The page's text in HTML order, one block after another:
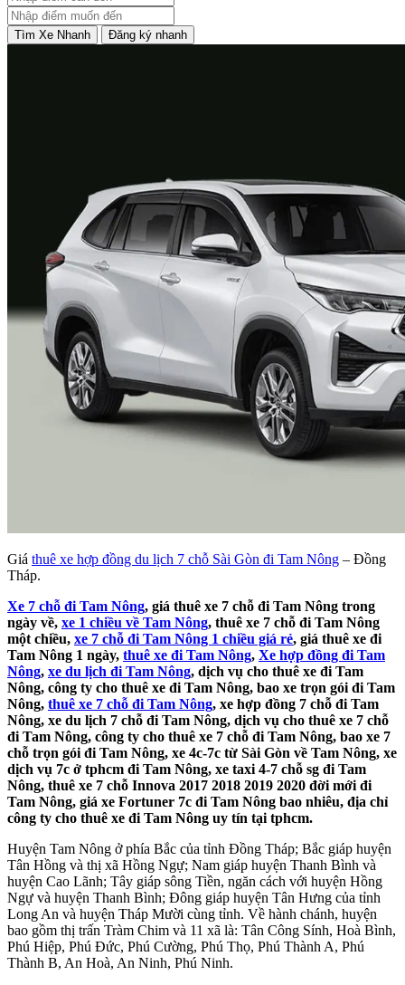
Tìm Xe Nhanh Đăng ký nhanh
Giá thuê xe hợp đồng du lịch 7 chỗ Sài Gòn đi Tam Nông – Đồng
Tháp.
Xe 7 chỗ đi Tam Nông, giá thuê xe 7 chỗ đi Tam Nông trong
ngày về, xe 1 chiều về Tam Nông, thuê xe 7 chỗ đi Tam Nông
một chiều, xe 7 chỗ đi Tam Nông 1 chiều giá rẻ, giá thuê xe đi
Tam Nông 1 ngày, thuê xe đi Tam Nông, Xe hợp đồng đi Tam
Nông, xe du lịch đi Tam Nông, dịch vụ cho thuê xe đi Tam
Nông, công ty cho thuê xe đi Tam Nông, bao xe trọn gói đi Tam
Nông, thuê xe 7 chỗ đi Tam Nông, xe hợp đồng 7 chỗ đi Tam
Nông, xe du lịch 7 chỗ đi Tam Nông, dịch vụ cho thuê xe 7 chỗ
đi Tam Nông, công ty cho thuê xe 7 chỗ đi Tam Nông, bao xe 7
chỗ trọn gói đi Tam Nông, xe 4c-7c từ Sài Gòn về Tam Nông, xe
dịch vụ 7c ở tphcm đi Tam Nông, xe taxi 4-7 chỗ sg đi Tam
Nông, thuê xe 7 chỗ Innova 2017 2018 2019 2020 đời mới đi
Tam Nông, giá xe Fortuner 7c đi Tam Nông bao nhiêu, địa chỉ
công ty cho thuê xe đi Tam Nông uy tín tại tphcm.
Huyện Tam Nông ở phía Bắc của tỉnh Đồng Tháp; Bắc giáp huyện
Tân Hồng và thị xã Hồng Ngự; Nam giáp huyện Thanh Bình và
huyện Cao Lãnh; Tây giáp sông Tiền, ngăn cách với huyện Hồng
Ngự và huyện Thanh Bình; Đông giáp huyện Tân Hưng của tỉnh
Long An và huyện Tháp Mười cùng tỉnh. Về hành chánh, huyện
bao gồm thị trấn Tràm Chim và 11 xã là: Tân Công Sính, Hoà Bình,
Phú Hiệp, Phú Đức, Phú Cường, Phú Thọ, Phú Thành A, Phú
Thành B, An Hoà, An Ninh, Phú Ninh.